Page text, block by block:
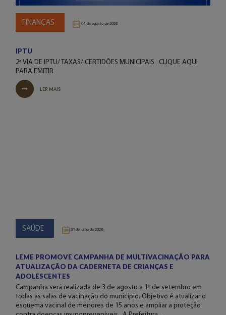
FINANÇAS 04 de agosto de 2026
IPTU
2ª VIA DE IPTU/ TAXAS/ CERTIDÕES MUNICIPAIS CLIQUE AQUI
PARA EMITIR
LER MAIS
SAÚDE 31 de julho de 2026
LEME PROMOVE CAMPANHA DE MULTIVACINAÇÃO PARA
ATUALIZAÇÃO DA CADERNETA DE CRIANÇAS E
ADOLESCENTES
Campanha será realizada de 3 de agosto a 1º de setembro em
todas as salas de vacinação do município. Objetivo é atualizar o
esquema vacinal de menores de 15 anos e ampliar a proteção